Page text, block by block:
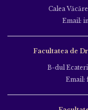
Calea
Email:
Facultatea de
B-dul
Email: